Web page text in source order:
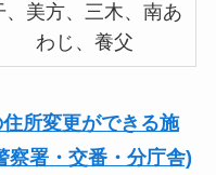
、美方、三木、南あ
わじ、養父
所変更ができる施
察署・交番・分庁舎)